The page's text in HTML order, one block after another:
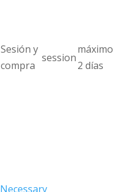
Sesión y
compra
session
máximo
2 días
Necessary